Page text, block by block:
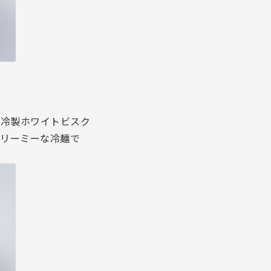
製ホワイトビスク
ーミーな冷麺で